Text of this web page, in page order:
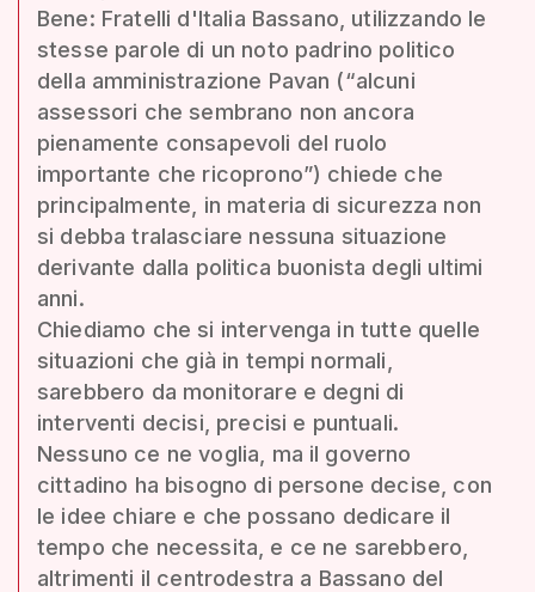
Bene: Fratelli d'Italia Bassano, utilizzando le
stesse parole di un noto padrino politico
della amministrazione Pavan (“alcuni
assessori che sembrano non ancora
pienamente consapevoli del ruolo
importante che ricoprono”) chiede che
principalmente, in materia di sicurezza non
si debba tralasciare nessuna situazione
derivante dalla politica buonista degli ultimi
anni.
Chiediamo che si intervenga in tutte quelle
situazioni che già in tempi normali,
sarebbero da monitorare e degni di
interventi decisi, precisi e puntuali.
Nessuno ce ne voglia, ma il governo
cittadino ha bisogno di persone decise, con
le idee chiare e che possano dedicare il
tempo che necessita, e ce ne sarebbero,
altrimenti il centrodestra a Bassano del